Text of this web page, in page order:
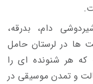
دام، بدرقه،
ها در لرستان حامل
هر شنونده ای را
و تمدن موسیقی در